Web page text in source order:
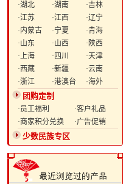
·湖北
·湖南
·吉林
·江苏
·江西
·辽宁
·内蒙古
·宁夏
·青海
·山东
·山西
·陕西
·上海
·四川
·天津
·西藏
·新疆
·云南
·浙江
·港澳台 ·海外
团购定制
·员工福利
·客户礼品
·商家积分兑换
·广告促销
少数民族专区